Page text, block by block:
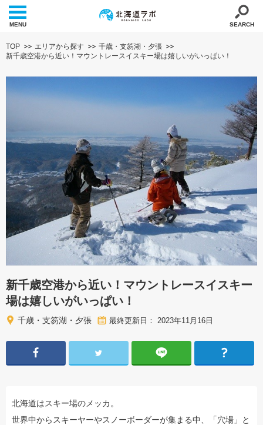
MENU SEARCH
TOP エリアから探す
千歳・支笏湖・夕張
新千歳空港から近い！マウントレースイスキー場は嬉しいがいっぱい！
新千歳空港から近い！マウントレースイスキー
場は嬉しいがいっぱい！
千歳・支笏湖・夕張 最終更新日： 2023年11月16日
北海道はスキー場のメッカ。
世界中からスキーヤーやスノーボーダーが集まる中、「穴場」と